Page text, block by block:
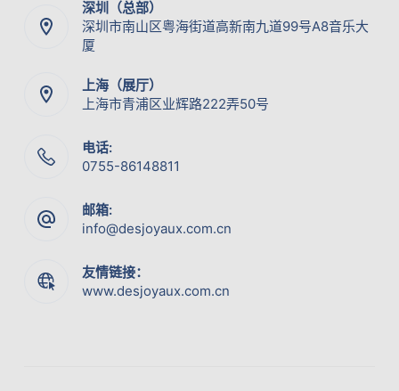
深圳（总部）
深圳市南山区粤海街道高新南九道99号A8音乐大
厦
上海（展厅）
上海市青浦区业辉路222弄50号
电话:
0755-86148811
邮箱:
info@desjoyaux.com.cn
友情链接：
www.desjoyaux.com.cn